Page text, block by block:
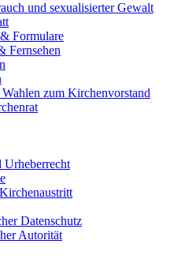
und sexualisierter Gewalt
Formulare
Fernsehen
zum Kirchenvorstand
Urheberrecht
Datenschutz
Autorität